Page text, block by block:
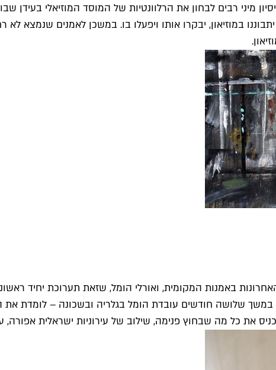
מיני רבים לבחון את הרלוונטיות של המוסד המוזיאלי
יתבוננו במוזיאון, יבקרו אותו ויפעלו בו. במשכן לאמנים
באמנות המקומית, ואורלי הומל, שזאת תערוכת יחיד
במשך שלושה חודשים עובדת הומל בגלריה ובשכונה – לומדת
את כל מה שבחוץ פנימה, שילוב של עירוניות ישראלית אפורה,